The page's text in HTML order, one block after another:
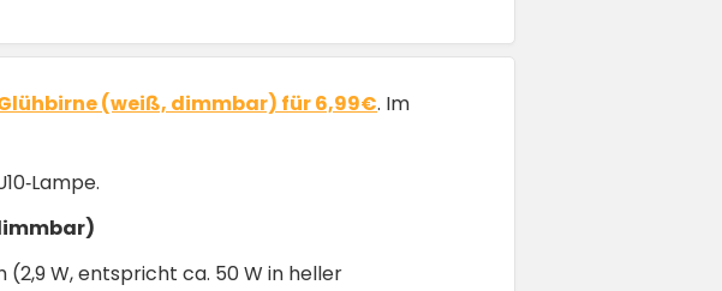
(weiß, dimmbar) für 6,99€. Im
(2,9 W, entspricht ca. 50 W in heller